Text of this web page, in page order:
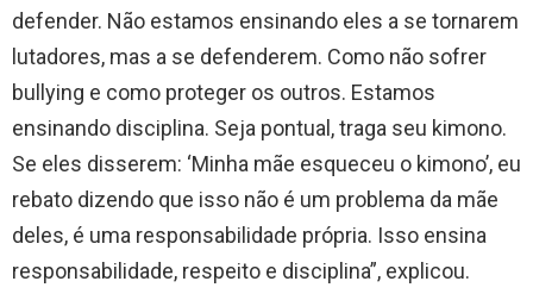
defender. Não estamos ensinando eles a se tornarem
lutadores, mas a se defenderem. Como não sofrer
bullying e como proteger os outros. Estamos
ensinando disciplina. Seja pontual, traga seu kimono.
Se eles disserem: ‘Minha mãe esqueceu o kimono’, eu
rebato dizendo que isso não é um problema da mãe
deles, é uma responsabilidade própria. Isso ensina
responsabilidade, respeito e disciplina”, explicou.